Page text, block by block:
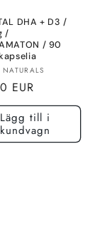
DHA + D3 /
/
/ 90
EUR
Lägg till i
kundvagn